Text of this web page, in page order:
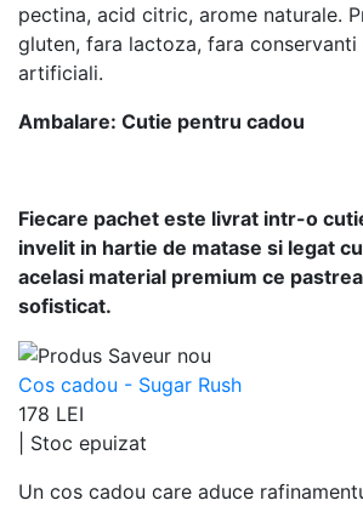
pectina, acid citric, arome naturale.
gluten, fara lactoza, fara
artificiali.
Ambalare: Cutie pentru cadou
Fiecare pachet este livrat intr-o
invelit in hartie de matase si legat
acelasi material premium ce
sofisticat.
Cos cadou - Sugar Rush
178 LEI
Stoc epuizat
Un cos cadou care aduce